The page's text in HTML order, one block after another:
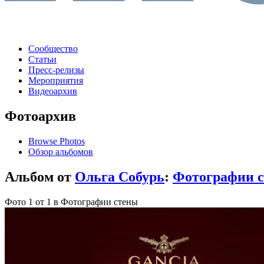
Сообщество
Статьи
Пресс-релизы
Мероприятия
Видеоархив
Фотоархив
Browse Photos
Обзор альбомов
Альбом от Ольга Собурь: Фотографии
Фото 1 от 1 в Фотографии стены